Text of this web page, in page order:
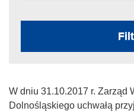
W dniu 31.10.2017 r. Zarząd
Dolnośląskiego uchwałą